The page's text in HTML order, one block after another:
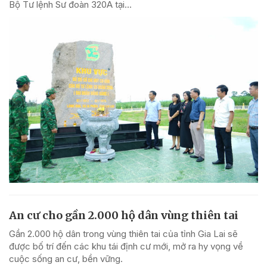
Bộ Tư lệnh Sư đoàn 320A tại...
An cư cho gần 2.000 hộ dân vùng thiên tai
Gần 2.000 hộ dân trong vùng thiên tai của tỉnh Gia Lai sẽ
được bố trí đến các khu tái định cư mới, mở ra hy vọng về
cuộc sống an cư, bền vững.